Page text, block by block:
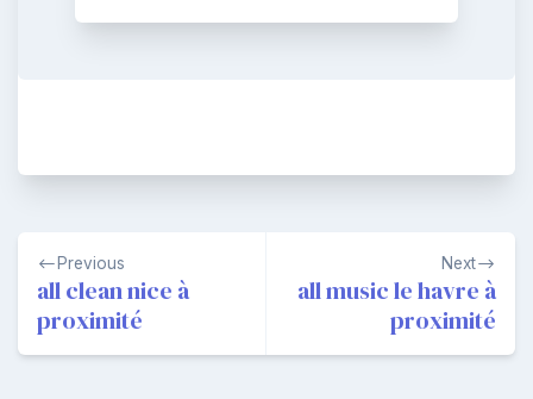
Navigation
de
l’article
Previous
all clean nice à
proximité
Next
all music le havre à
proximité